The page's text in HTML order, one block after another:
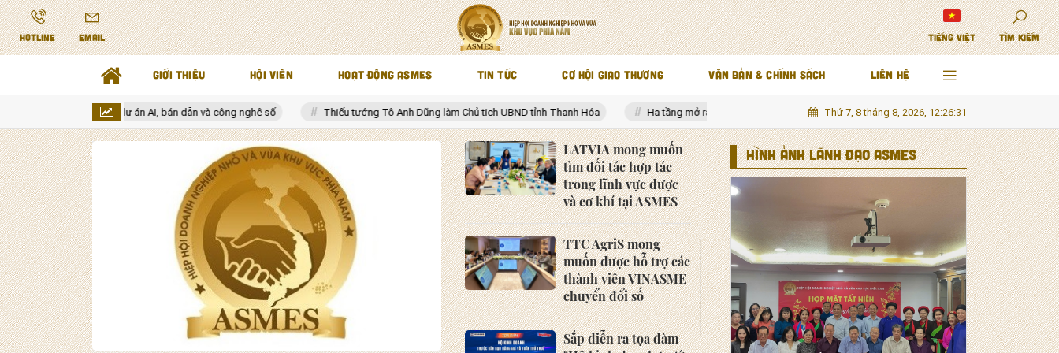
HOTLINE EMAIL TIẾNG VIỆT TÌM KIẾM
GIỚI THIỆU HỘI VIÊN HOẠT ĐỘNG ASMES TIN TỨC CƠ HỘI GIAO THƯƠNG VĂN BẢN & CHÍNH SÁCH LIÊN HỆ
mỗi dự án AI, bán dẫn và công nghệ số Thiếu tướng Tô Anh Dũng làm Chủ tịch UBND tỉnh Thanh Hóa Hạ tầng mở ra không gian phát triển mới cho Nam Trung Bộ và Tây Nguyên Khung pháp lý cho đầu
Thứ 7, 8 tháng 8, 2026, 12:26:33
LATVIA mong muốn
tìm đối tác hợp tác
trong lĩnh vực dược
và cơ khí tại ASMES
TTC AgriS mong
muốn được hỗ trợ các
thành viên VINASME
chuyển đổi số
Sắp diễn ra tọa đàm
HÌNH ẢNH LÃNH ĐẠO ASMES